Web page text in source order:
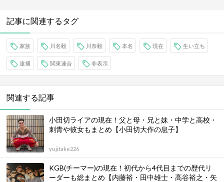
記事に関連するタグ
家族 川名毅 川奈毅 本名 現在 生い立ち
逮捕 関東連合 非表示
関連する記事
小田切ライアの現在！父と母・兄と妹・中学と高校・
刺青や彼女もまとめ【小田切大作の息子】
yujitake226
KGB(チーマー)の現在！初代から4代目までの歴代リ
ーダーも総まとめ【内藤裕・田中雄士・高谷裕之・矢